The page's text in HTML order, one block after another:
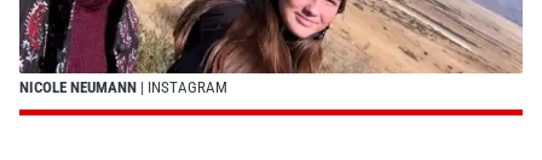
NICOLE NEUMANN | INSTAGRAM